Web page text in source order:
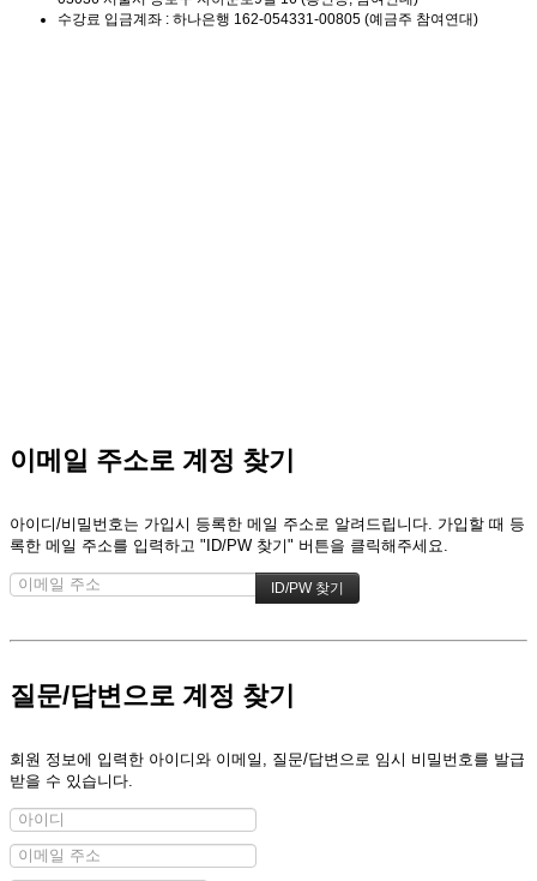
수강료 입금계좌 : 하나은행 162-054331-00805 (예금주 참여연대)
이메일 주소로 계정 찾기
아이디/비밀번호는 가입시 등록한 메일 주소로 알려드립니다. 가입할 때 등
록한 메일 주소를 입력하고 "ID/PW 찾기" 버튼을 클릭해주세요.
질문/답변으로 계정 찾기
회원 정보에 입력한 아이디와 이메일, 질문/답변으로 임시 비밀번호를 발급
받을 수 있습니다.